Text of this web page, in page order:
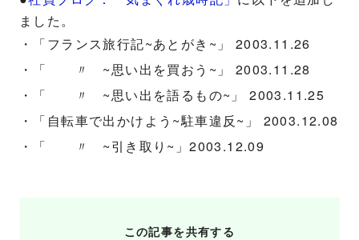
ました。
・「フランス旅行記~あとがき~」 2003.11.26
・「 〃 ~思い出を買おう~」 2003.11.28
・「 〃 ~思い出を語るもの~」 2003.11.25
・「自転車で出かけよう~駐車違反~」 2003.12.08
・「 〃 ~引き取り~」2003.12.09
この記事を共有する